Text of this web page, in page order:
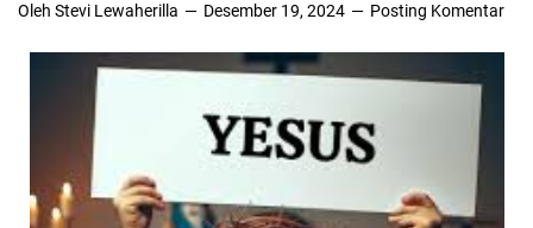
Oleh Stevi Lewaherilla Desember 19, 2024 Posting Komentar